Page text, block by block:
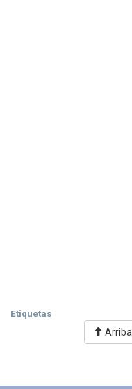
Etiquetas
Arriba